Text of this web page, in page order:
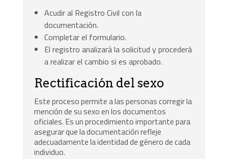
Acudir al Registro Civil con la
documentación.
Completar el formulario.
El registro analizará la solicitud y procederá
a realizar el cambio si es aprobado.
Rectificación del sexo
Este proceso permite a las personas corregir la
mención de su sexo en los documentos
oficiales. Es un procedimiento importante para
asegurar que la documentación refleje
adecuadamente la identidad de género de cada
individuo.